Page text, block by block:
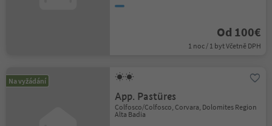
Od 100€
1 noc / 1 byt Včetně DPH
Na vyžádání
App. Pastüres
Colfosco/Colfosco, Corvara, Dolomites Region
Alta Badia